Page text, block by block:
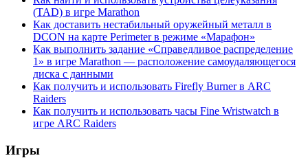
(TAD) в игре Marathon
Как доставить нестабильный оружейный металл в
DCON на карте Perimeter в режиме «Марафон»
Как выполнить задание «Справедливое распределение
1» в игре Marathon — расположение самоудаляющегося
диска с данными
Как получить и использовать Firefly Burner в ARC
Raiders
Как получить и использовать часы Fine Wristwatch в
игре ARC Raiders
Игры